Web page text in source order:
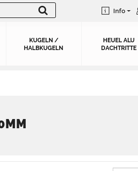
Info
KUGELN /
HALBKUGELN
HEUEL ALU
DACHTRITTE